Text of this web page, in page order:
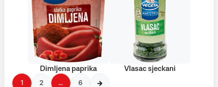
Dimljena paprika Vlasac sjeckani
1 2 … 6